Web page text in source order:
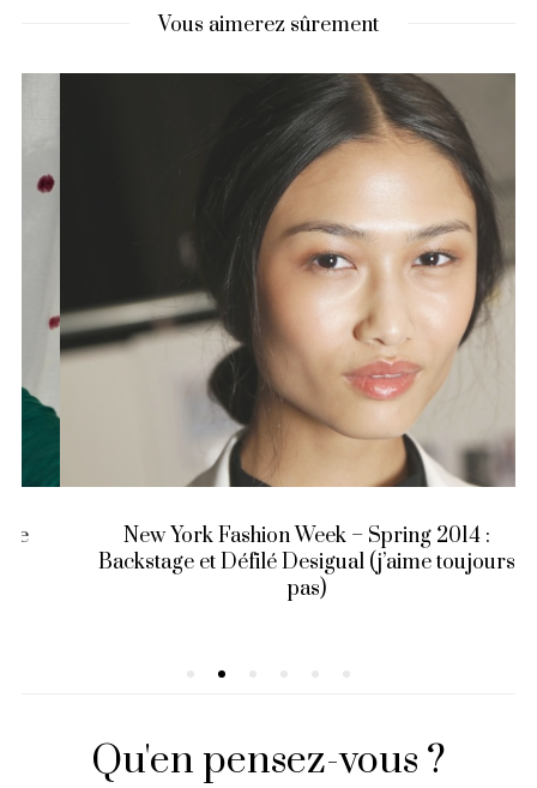
Vous aimerez sûrement
New York Fashion Week – Spring 2014 :
Backstage et Défilé Desigual (j’aime toujours
Qu'en pensez-vous ?